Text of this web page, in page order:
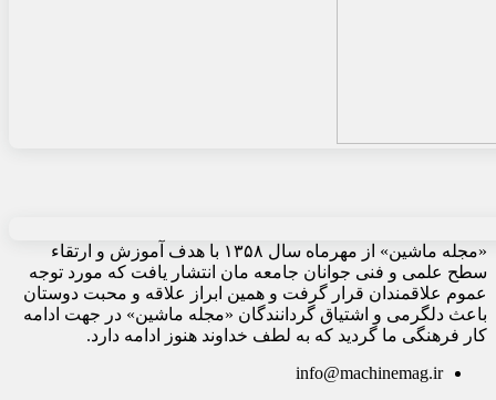
«مجله ماشین» از مهرماه سال ۱۳۵۸ با هدف آموزش و ارتقاء
سطح علمی و فنی جوانان جامعه مان انتشار یافت که مورد توجه
عموم علاقمندان قرار گرفت و همین ابراز علاقه و محبت دوستان
باعث دلگرمی و اشتیاق گردانندگان «مجله ماشین» در جهت ادامه
کار فرهنگی ما گردید که به لطف خداوند هنوز ادامه دارد.
info@machinemag.ir